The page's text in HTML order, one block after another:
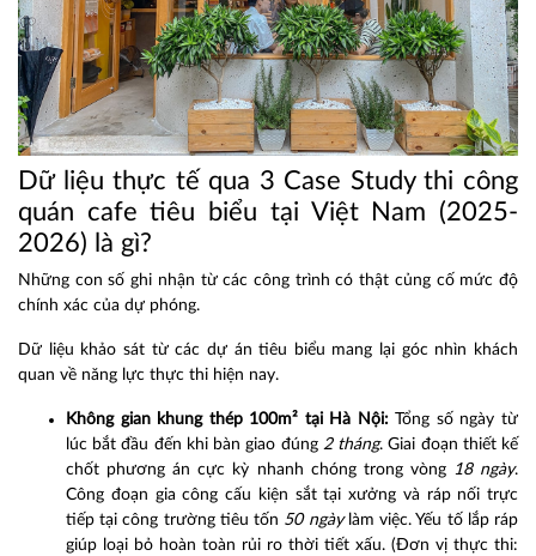
Dữ liệu thực tế qua 3 Case Study thi công
quán cafe tiêu biểu tại Việt Nam (2025-
2026) là gì?
Những con số ghi nhận từ các công trình có thật củng cố mức độ
chính xác của dự phóng.
Dữ liệu khảo sát từ các dự án tiêu biểu mang lại góc nhìn khách
quan về năng lực thực thi hiện nay.
Không gian khung thép 100m² tại Hà Nội:Tổng số ngày từ
lúc bắt đầu đến khi bàn giao đúng 2 tháng. Giai đoạn thiết kế
chốt phương án cực kỳ nhanh chóng trong vòng 18 ngày.
Công đoạn gia công cấu kiện sắt tại xưởng và ráp nối trực
tiếp tại công trường tiêu tốn 50 ngàylàm việc. Yếu tố lắp ráp
giúp loại bỏ hoàn toàn rủi ro thời tiết xấu. (Đơn vị thực thi: